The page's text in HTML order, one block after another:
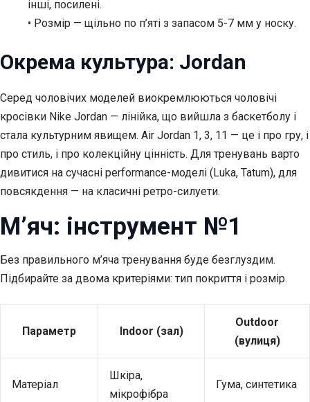
інші, посилені.
• Розмір — щільно по п’яті з запасом 5-7 мм у носку.
Окрема культура: Jordan
Серед чоловічих моделей виокремлюються чоловічі
кросівки Nike Jordan — лінійка, що вийшла з баскетболу і
стала культурним явищем. Air Jordan 1, 3, 11 — це і про гру, і
про стиль, і про колекційну цінність. Для тренувань варто
дивитися на сучасні performance-моделі (Luka, Tatum), для
повсякдення — на класичні ретро-силуети.
М’яч: інструмент №1
Без правильного м’яча тренування буде безглуздим.
Підбирайте за двома критеріями: тип покриття і розмір.
Параметр Indoor (зал)
Outdoor
(вулиця)
Матеріал
Шкіра,
мікрофібра
Гума, синтетика